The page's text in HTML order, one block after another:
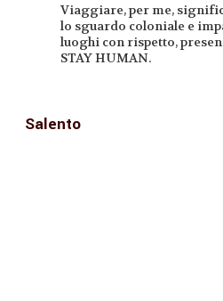
Viaggiare, per me,
lo sguardo coloniale e
luoghi con rispetto,
STAY HUMAN.
Salento